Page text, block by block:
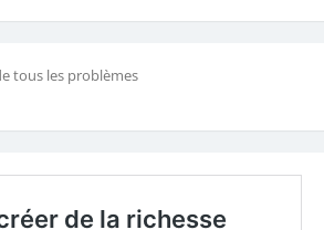
tous les problèmes